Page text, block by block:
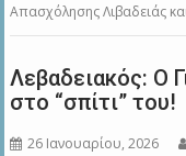
Απασχόλησης Λιβαδειάς
Λεβαδειακός: Ο
στο “σπίτι” του!
26 Ιανουαρίου, 2026